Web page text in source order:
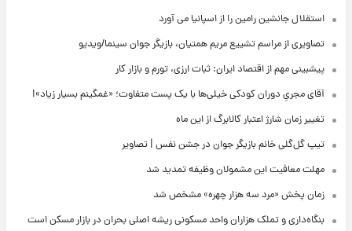
استقلال جانشین رامین را از اسپانیا می آورد
تصاویری از مراسم تشییع مریم همتیان، بازیگر جوان سینما/ویدیو
پیشبینی مهم از اقتصاد ایران: ثبات ارزی، تورم و بازار کار
آقای مجریِ دوران کودکی خیلی‌ها با یک پست متفاوت؛ «غمگینم بسیار زیاد»!
تغییر زمان شارژ اعتبار کالابرگ از این ماه
تیپ گل‌گلی خانم بازیگر جوان در جشن نفس | تصاویر
مهلت معافیت این مشمولان وظیفه تمدید شد
زمان پخش «مرد سه هزار چهره» مشخص شد
بنگاه‌داری و تملک هزاران واحد مسکونی ریشه اصلی بحران در بازار مسکن است